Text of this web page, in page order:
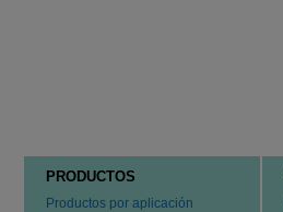
PRODUCTOS
Productos por aplicación